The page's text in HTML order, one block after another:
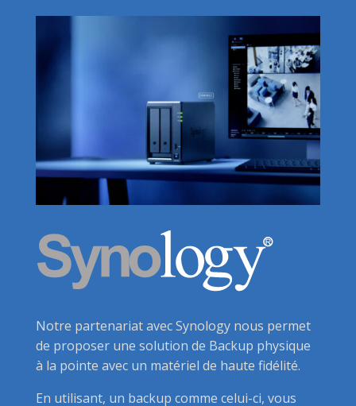
Notre partenariat avec Synology nous permet
de proposer une solution de Backup physique
à la pointe avec un matériel de haute fidélité.
En utilisant, un backup comme celui-ci, vous